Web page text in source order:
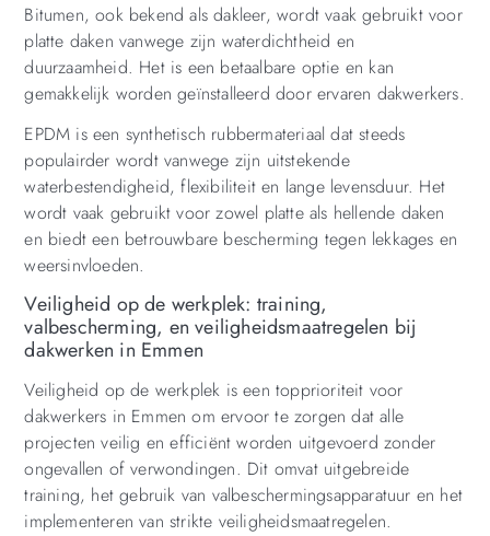
Bitumen, ook bekend als dakleer, wordt vaak gebruikt voor
platte daken vanwege zijn waterdichtheid en
duurzaamheid. Het is een betaalbare optie en kan
gemakkelijk worden geïnstalleerd door ervaren dakwerkers.
EPDM is een synthetisch rubbermateriaal dat steeds
populairder wordt vanwege zijn uitstekende
waterbestendigheid, flexibiliteit en lange levensduur. Het
wordt vaak gebruikt voor zowel platte als hellende daken
en biedt een betrouwbare bescherming tegen lekkages en
weersinvloeden.
Veiligheid op de werkplek: training,
valbescherming, en veiligheidsmaatregelen bij
dakwerken in Emmen
Veiligheid op de werkplek is een topprioriteit voor
dakwerkers in Emmen om ervoor te zorgen dat alle
projecten veilig en efficiënt worden uitgevoerd zonder
ongevallen of verwondingen. Dit omvat uitgebreide
training, het gebruik van valbeschermingsapparatuur en het
implementeren van strikte veiligheidsmaatregelen.